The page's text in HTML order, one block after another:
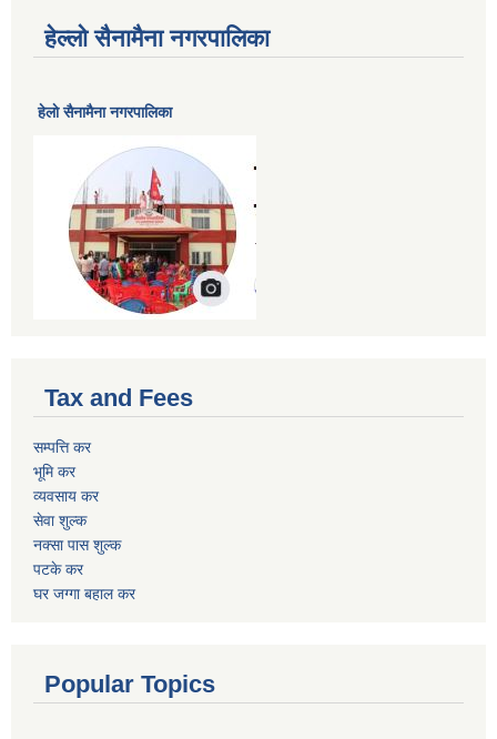
हेल्लो सैनामैना नगरपालिका
हेलाे सैनामैना नगरपालिका
Tax and Fees
सम्पत्ति कर
भूमि कर
व्यवसाय कर
सेवा शुल्क
नक्सा पास शुल्क
पटके कर
घर जग्गा बहाल कर
Popular Topics